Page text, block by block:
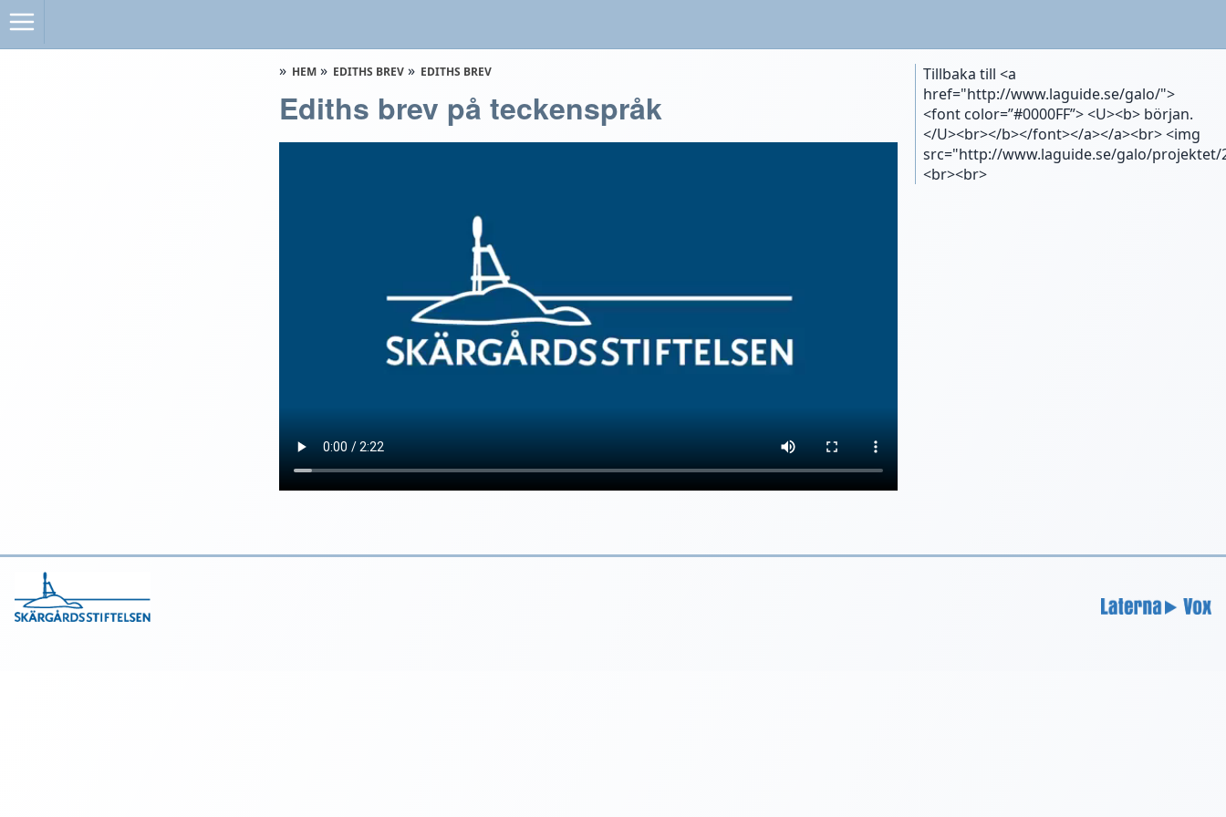
HEM EDITHS BREV EDITHS BREV
Ediths brev på teckenspråk
Tillbaka till <a
href="http://www.laguide.se/galo/">
<font color=”#0000FF”> <U><b> början.
</U><br></b></font></a></a><br> <img
src="http://www.laguide.se/galo/projektet/
<br><br>